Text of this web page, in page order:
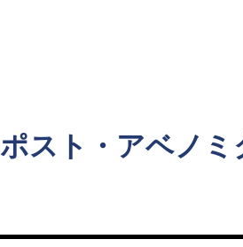
スト・アベノミ